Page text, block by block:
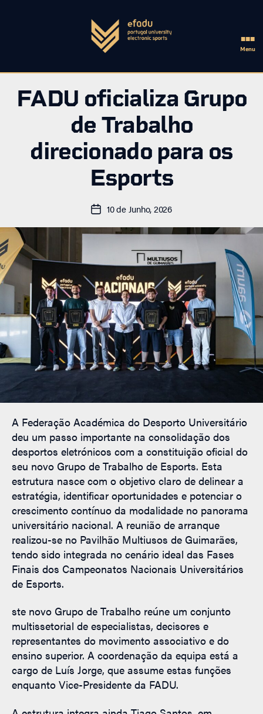
■■■
Menu
FADU oficializa Grupo
de Trabalho
direcionado para os
Esports
Data
artigo
10 de Junho, 2026
A Federação Académica do Desporto Universitário
deu um passo importante na consolidação dos
desportos eletrónicos com a constituição oficial do
seu novo Grupo de Trabalho de Esports. Esta
estrutura nasce com o objetivo claro de delinear a
estratégia, identificar oportunidades e potenciar o
crescimento contínuo da modalidade no panorama
universitário nacional. A reunião de arranque
realizou-se no Pavilhão Multiusos de Guimarães,
tendo sido integrada no cenário ideal das Fases
Finais dos Campeonatos Nacionais Universitários
de Esports.
ste novo Grupo de Trabalho reúne um conjunto
multissetorial de especialistas, decisores e
representantes do movimento associativo e do
ensino superior. A coordenação da equipa está a
cargo de Luís Jorge, que assume estas funções
enquanto Vice-Presidente da FADU.